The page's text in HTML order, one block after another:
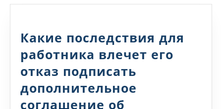
Какие последствия для
работника влечет его
отказ подписать
дополнительное
соглашение об